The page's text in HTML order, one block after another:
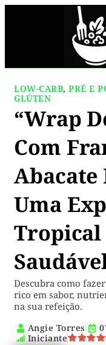
LOW-CARB, PRÉ E
GLÚTEN
“Wrap
Com
Abacate
Uma
Tropical
Descubra como
rico em sabor,
na sua refeição.
Angie Torres
Iniciante